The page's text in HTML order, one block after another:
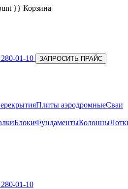
}} Корзина
01-10 ЗАПРОСИТЬ ПРАЙС
Плиты аэродромныеСваи
БлокиФундаментыКолонны
01-10